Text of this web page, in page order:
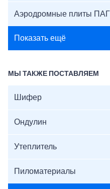
Аэродромные плиты ПАГ
Показать ещё
МЫ ТАКЖЕ ПОСТАВЛЯЕМ
Шифер
Ондулин
Утеплитель
Пиломатериалы